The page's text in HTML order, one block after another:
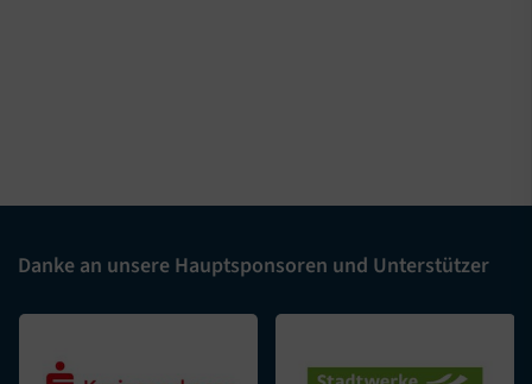
Danke an unsere Hauptsponsoren und Unterstützer